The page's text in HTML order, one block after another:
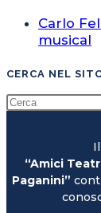
Carlo
musical
CERCA NEL
“Amici
Paganini”